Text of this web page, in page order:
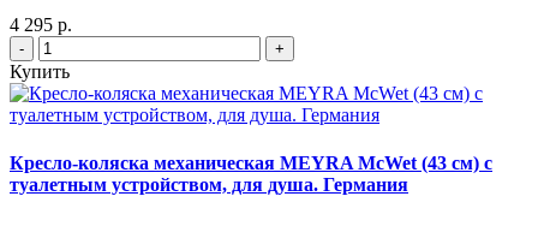
4 295 р.
- +
Купить
Кресло-коляска механическая MEYRA McWet (43 см) с
туалетным устройством, для душа. Германия